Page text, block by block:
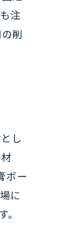
注
削
し
ボー
に